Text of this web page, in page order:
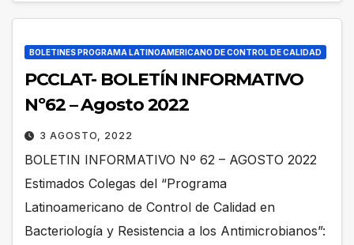
BOLETINES PROGRAMA LATINOAMERICANO DE CONTROL DE CALIDAD
PCCLAT- BOLETÍN INFORMATIVO
Nº62 – Agosto 2022
3 AGOSTO, 2022
BOLETIN INFORMATIVO Nº 62 – AGOSTO 2022
Estimados Colegas del “Programa
Latinoamericano de Control de Calidad en
Bacteriología y Resistencia a los Antimicrobianos”: